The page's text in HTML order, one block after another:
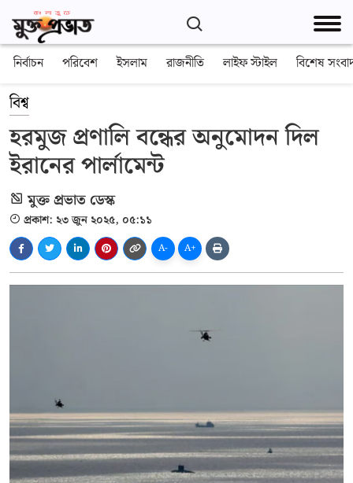
নির্বাচন পরিবেশ ইসলাম রাজনীতি লাইফ স্টাইল বিশেষ
বিশ্ব
হরমুজ প্রণালি বন্ধের অনুমোদন দিল
ইরানের পার্লামেন্ট
মুক্ত প্রভাত ডেস্ক
প্রকাশ: ২৩ জুন ২০২৫, ০৫:১১
A- A+